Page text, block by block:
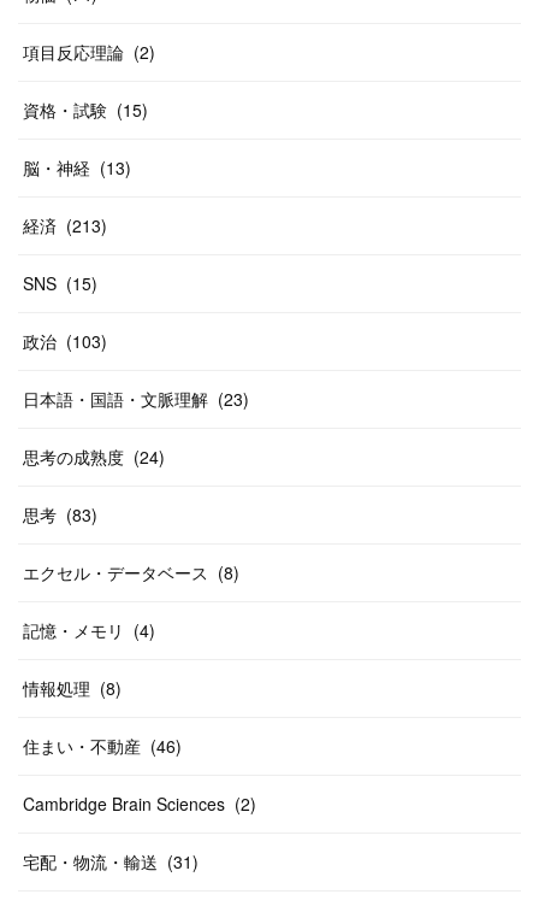
項目反応理論 (2)
資格・試験 (15)
脳・神経 (13)
経済 (213)
SNS (15)
政治 (103)
日本語・国語・文脈理解 (23)
思考の成熟度 (24)
思考 (83)
エクセル・データベース (8)
記憶・メモリ (4)
情報処理 (8)
住まい・不動産 (46)
Cambridge Brain Sciences (2)
宅配・物流・輸送 (31)